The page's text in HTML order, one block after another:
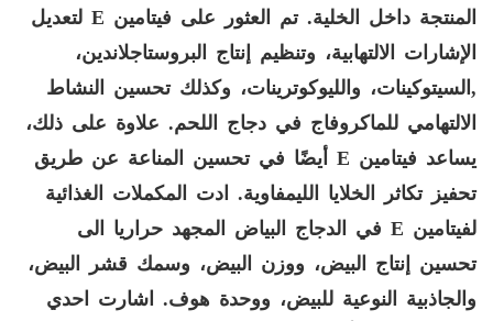
المنتجة داخل الخلية. تم العثور على فيتامين E لتعديل
الإشارات الالتهابية، وتنظيم إنتاج البروستاجلاندين،
, السيتوكينات، والليوكوترينات، وكذلك تحسين النشاط
الالتهامي للماكروفاج في دجاج اللحم. علاوة على ذلك،
يساعد فيتامين E أيضًا في تحسين المناعة عن طريق
تحفيز تكاثر الخلايا الليمفاوية. ادت المكملات الغذائية
لفيتامين E في الدجاج البياض المجهد حراريا الى
تحسين إنتاج البيض، ووزن البيض، وسمك قشر البيض،
والجاذبية النوعية للبيض، ووحدة هوف. اشارت احدي